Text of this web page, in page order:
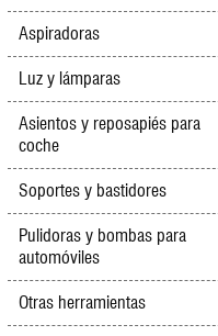
Aspiradoras
Luz y lámparas
Asientos y reposapiés para
coche
Soportes y bastidores
Pulidoras y bombas para
automóviles
Otras herramientas